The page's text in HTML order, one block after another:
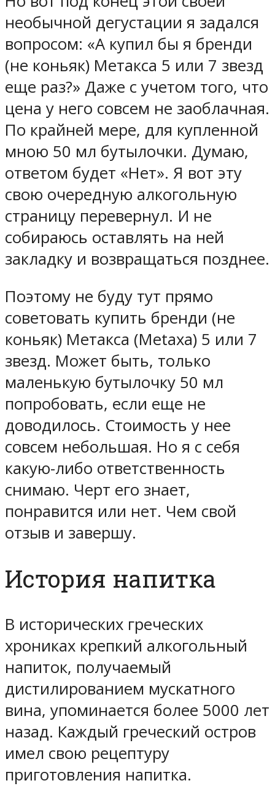
необычной дегустации я задался
вопросом: «А купил бы я бренди
(не коньяк) Метакса 5 или 7 звезд
еще раз?» Даже с учетом того, что
цена у него совсем не заоблачная.
По крайней мере, для купленной
мною 50 мл бутылочки. Думаю,
ответом будет «Нет». Я вот эту
свою очередную алкогольную
страницу перевернул. И не
собираюсь оставлять на ней
закладку и возвращаться позднее.
Поэтому не буду тут прямо
советовать купить бренди (не
коньяк) Метакса (Metaxa) 5 или 7
звезд. Может быть, только
маленькую бутылочку 50 мл
попробовать, если еще не
доводилось. Стоимость у нее
совсем небольшая. Но я с себя
какую-либо ответственность
снимаю. Черт его знает,
понравится или нет. Чем свой
отзыв и завершу.
История напитка
В исторических греческих
хрониках крепкий алкогольный
напиток, получаемый
дистилированием мускатного
вина, упоминается более 5000 лет
назад. Каждый греческий остров
имел свою рецептуру
приготовления напитка.